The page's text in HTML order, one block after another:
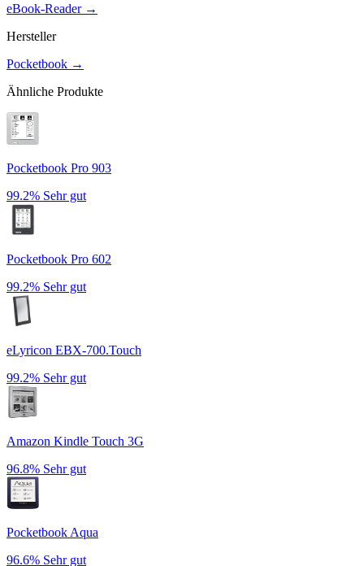
eBook-Reader→
Hersteller
Pocketbook →
Ähnliche Produkte
Pocketbook Pro 903
99.2% Sehr gut
Pocketbook Pro 602
99.2% Sehr gut
eLyricon EBX-700.Touch
99.2% Sehr gut
Amazon Kindle Touch 3G
96.8% Sehr gut
Pocketbook Aqua
96.6% Sehr gut